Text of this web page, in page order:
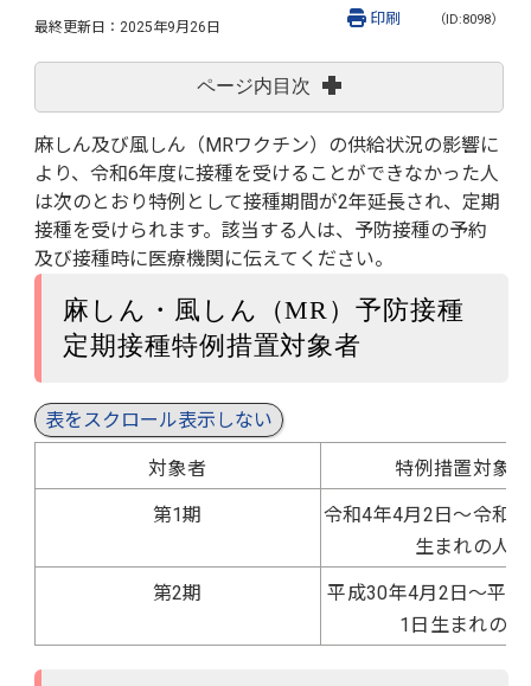
最終更新日： 2025年9月26日 （ID:8098）
印刷
ページ内目次
麻しん及び風しん（MRワクチン）の供給状況の影響に
より、令和6年度に接種を受けることができなかった人
は次のとおり特例として接種期間が2年延長され、定期
接種を受けられます。該当する人は、予防接種の予約
及び接種時に医療機関に伝えてください。
麻しん・風しん（MR）予防接種
定期接種特例措置対象者
表をスクロール表示しない
対象者 特例措置対象者
第1期
令和4年4月2日～令和5
生まれの人
第2期
平成30年4月2日～平
1日生まれの人